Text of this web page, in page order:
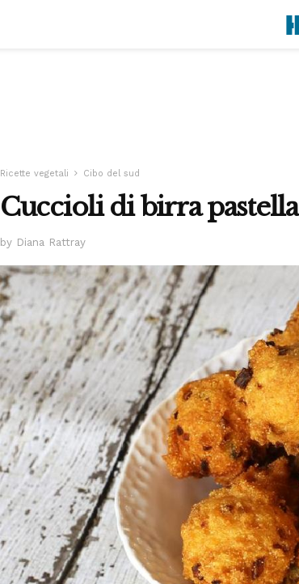
Ricette vegetali Cibo del sud
Cuccioli di birra pastella
by Diana Rattray